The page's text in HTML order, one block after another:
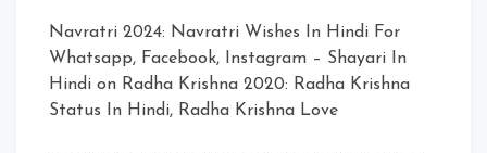
Navratri 2024: Navratri Wishes In Hindi For
Whatsapp, Facebook, Instagram – Shayari In
Hindi on Radha Krishna 2020: Radha Krishna
Status In Hindi, Radha Krishna Love